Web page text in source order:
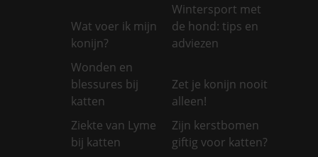
Wat voer ik mijn
konijn?
Wintersport met
de hond: tips en
adviezen
Wonden en
blessures bij
katten
Zet je konijn nooit
alleen!
Ziekte van Lyme
bij katten
Zijn kerstbomen
giftig voor katten?